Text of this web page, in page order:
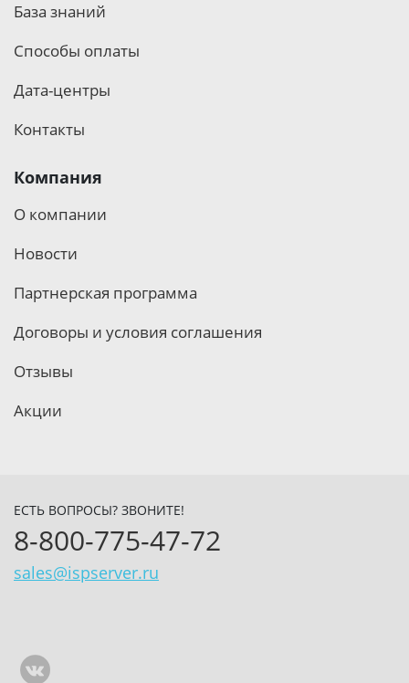
База знаний
Способы оплаты
Дата-центры
Контакты
Компания
О компании
Новости
Партнерская программа
Договоры и условия соглашения
Отзывы
Акции
ЕСТЬ ВОПРОСЫ? ЗВОНИТЕ!
8-800-775-47-72
sales@ispserver.ru